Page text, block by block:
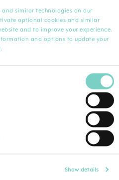
and similar technologies on our
optional cookies and similar
and to improve your experience.
and options to update your
.
Show details
Berufsnachweis an